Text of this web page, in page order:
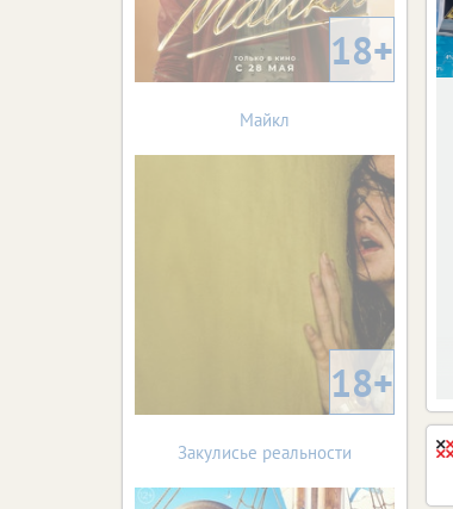
18+
Майкл
18+
Закулисье реальности